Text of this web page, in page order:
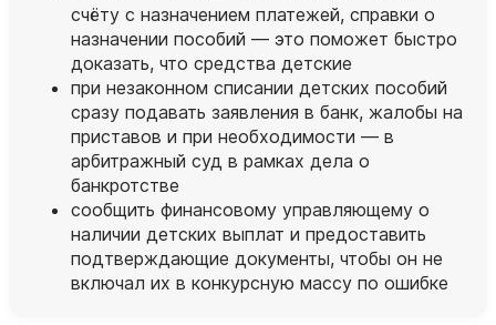
счёту с назначением платежей, справки о
назначении пособий — это поможет быстро
доказать, что средства детские
при незаконном списании детских пособий
сразу подавать заявления в банк, жалобы на
приставов и при необходимости — в
арбитражный суд в рамках дела о
банкротстве
сообщить финансовому управляющему о
наличии детских выплат и предоставить
подтверждающие документы, чтобы он не
включал их в конкурсную массу по ошибке